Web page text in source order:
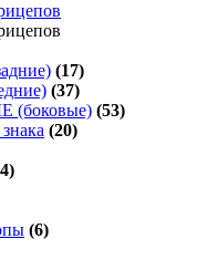
(17)
(37)
(боковые) (53)
(20)
(6)